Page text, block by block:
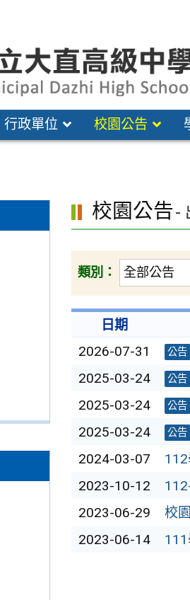
行政單位 校園公告
校園公告-
類別：
日期
2026-07-31
公告
2025-03-24 公告
2025-03-24 公告
2025-03-24 公告
2024-03-07
2023-10-12
2023-06-29 校
2023-06-14